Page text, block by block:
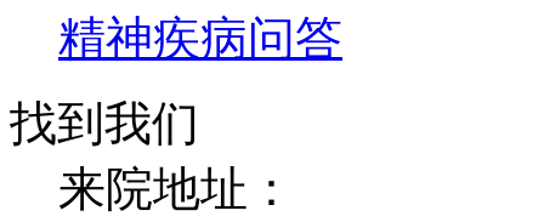
精神疾病问答
找到我们
来院地址：